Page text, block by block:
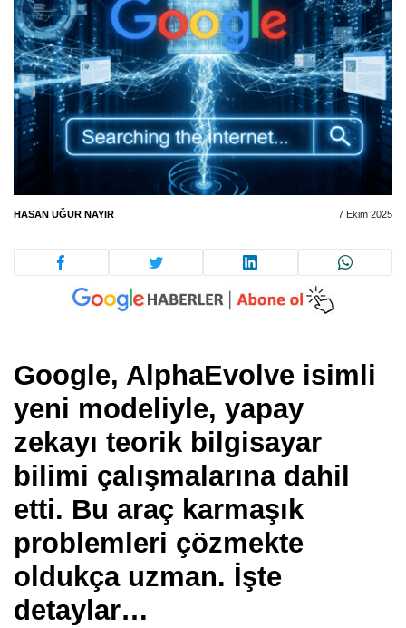
HASAN UĞUR NAYIR 7 Ekim 2025
Google, AlphaEvolve isimli
yeni modeliyle, yapay
zekayı teorik bilgisayar
bilimi çalışmalarına dahil
etti. Bu araç karmaşık
problemleri çözmekte
oldukça uzman. İşte
detaylar…